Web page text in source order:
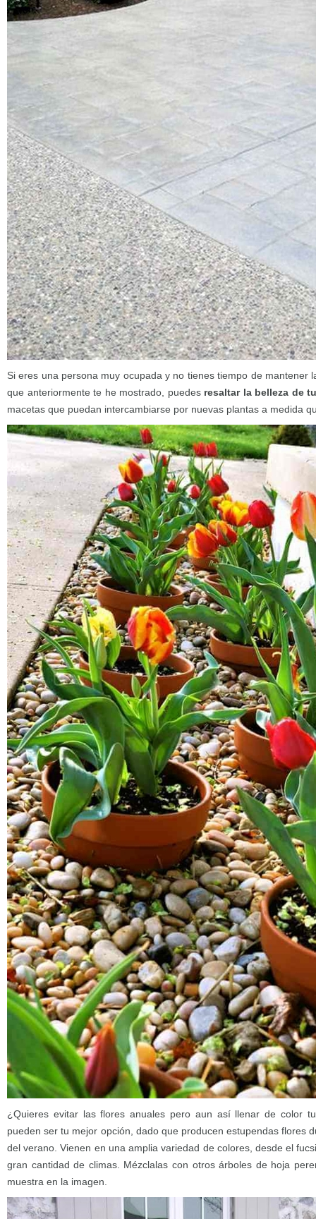
Si eres una persona muy ocupada y no tienes tiempo de mantener
que anteriormente te he mostrado, puedes resaltar la belleza de
macetas que puedan intercambiarse por nuevas plantas a medida
¿Quieres evitar las flores anuales pero aun así llenar de color
pueden ser tu mejor opción, dado que producen estupendas flores
del verano. Vienen en una amplia variedad de colores, desde el
gran cantidad de climas. Mézclalas con otros árboles de hoja
muestra en la imagen.